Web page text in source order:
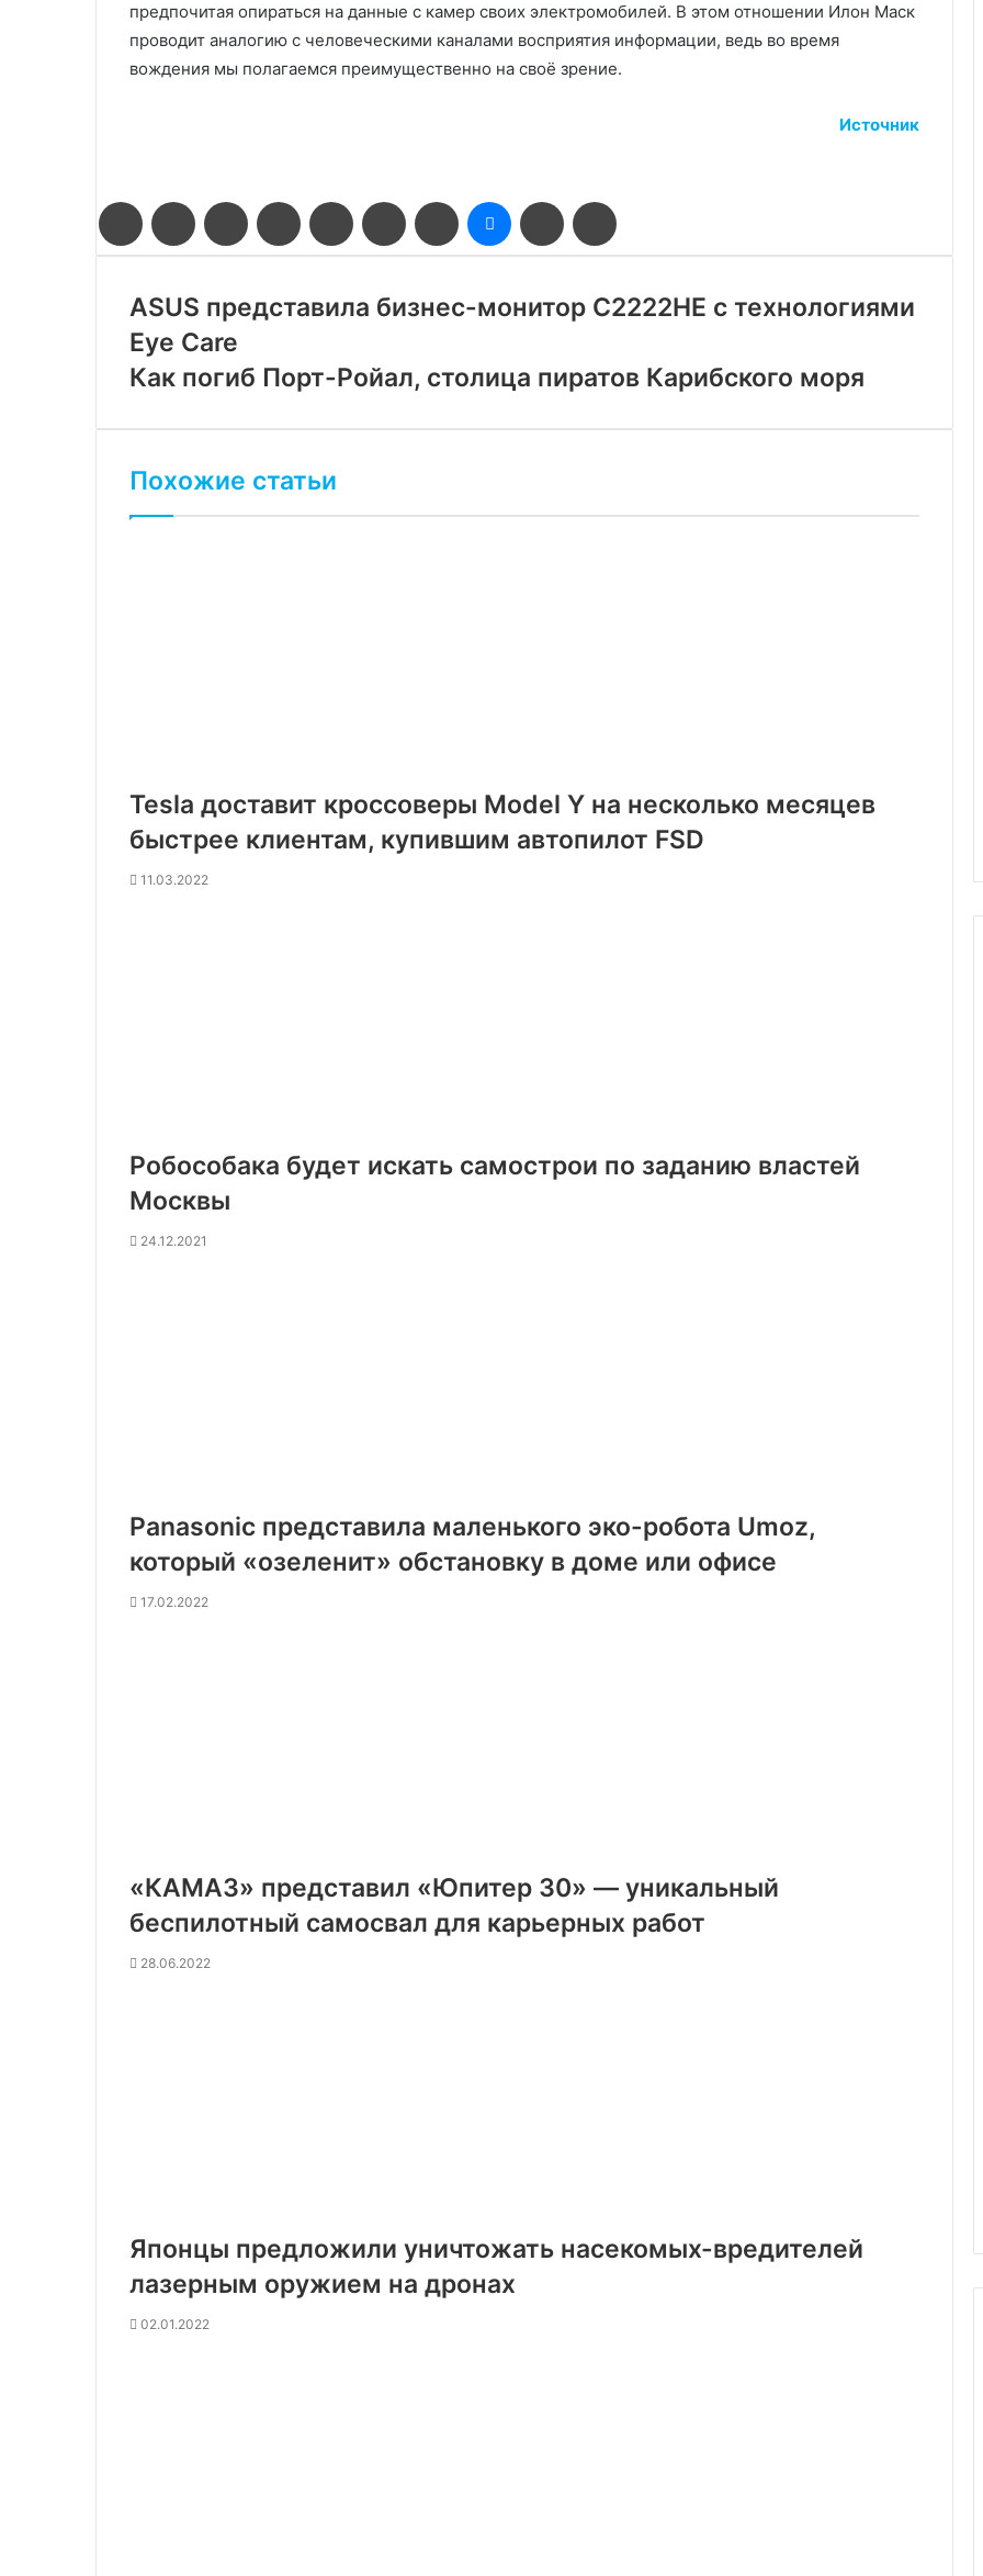
предпочитая опираться на данные с камер своих электромобилей. В этом отношении Илон Маск
проводит аналогию с человеческими каналами восприятия информации, ведь во время
вождения мы полагаемся преимущественно на своё зрение.
Источник
FacebookTwitter LinkedIn Pinterest Reddit ВконтактеОдноклассники
MessengerПоделиться
через
электронную
ASUS представила бизнес-монитор C2222HE с технологиями
Eye Care
Как погиб Порт-Ройал, столица пиратов Карибского моря
Похожие статьи
Tesla доставит кроссоверы Model Y на несколько месяцев
быстрее клиентам, купившим автопилот FSD
11.03.2022
Робособака будет искать самострои по заданию властей
Москвы
24.12.2021
Panasonic представила маленького эко-робота Umoz,
который «озеленит» обстановку в доме или офисе
17.02.2022
«КАМАЗ» представил «Юпитер 30» — уникальный
беспилотный самосвал для карьерных работ
28.06.2022
Японцы предложили уничтожать насекомых-вредителей
лазерным оружием на дронах
02.01.2022